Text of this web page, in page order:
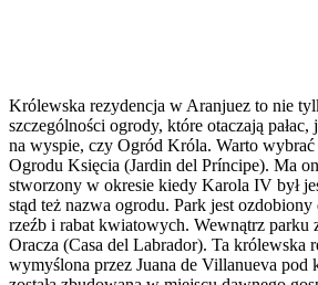
Królewska rezydencja w Aranjuez to nie
szczególności ogrody, które otaczają
na wyspie, czy Ogród Króla. Warto wybrać
Ogrodu Księcia (Jardin del Príncipe). Ma
stworzony w okresie kiedy Karola IV był
stąd też nazwa ogrodu. Park jest
rzeźb i rabat kwiatowych. Wewnątrz parku
Oracza (Casa del Labrador). Ta królewska
wymyślona przez Juana de Villanueva